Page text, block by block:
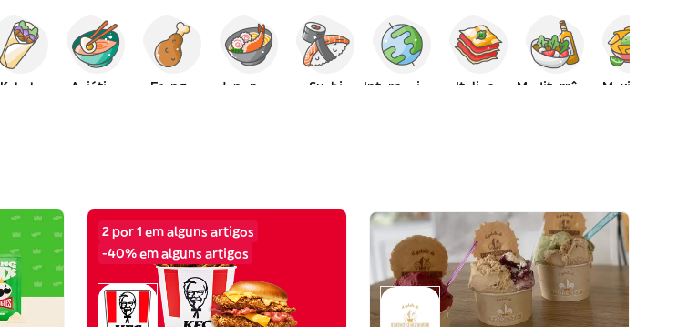
Kebab Asiática Frango Japonesa Sushi Italiana Mexicana
2 por 1 em alguns artigos
-40% em alguns artigos